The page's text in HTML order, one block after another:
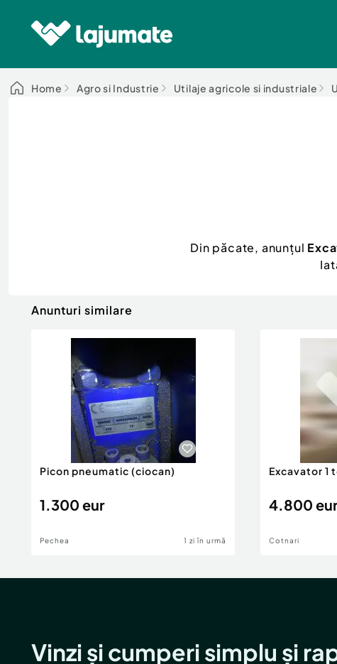
Home Agro si Industrie Utilaje agricole si industriale
Din păcate, anunțul
Anunturi similare
Picon pneumatic (ciocan)
1.300 eur
Pechea 1 zi în urmă
Excavator 1
4.800 eur
Cotnari
Vinzi și cumperi simplu și